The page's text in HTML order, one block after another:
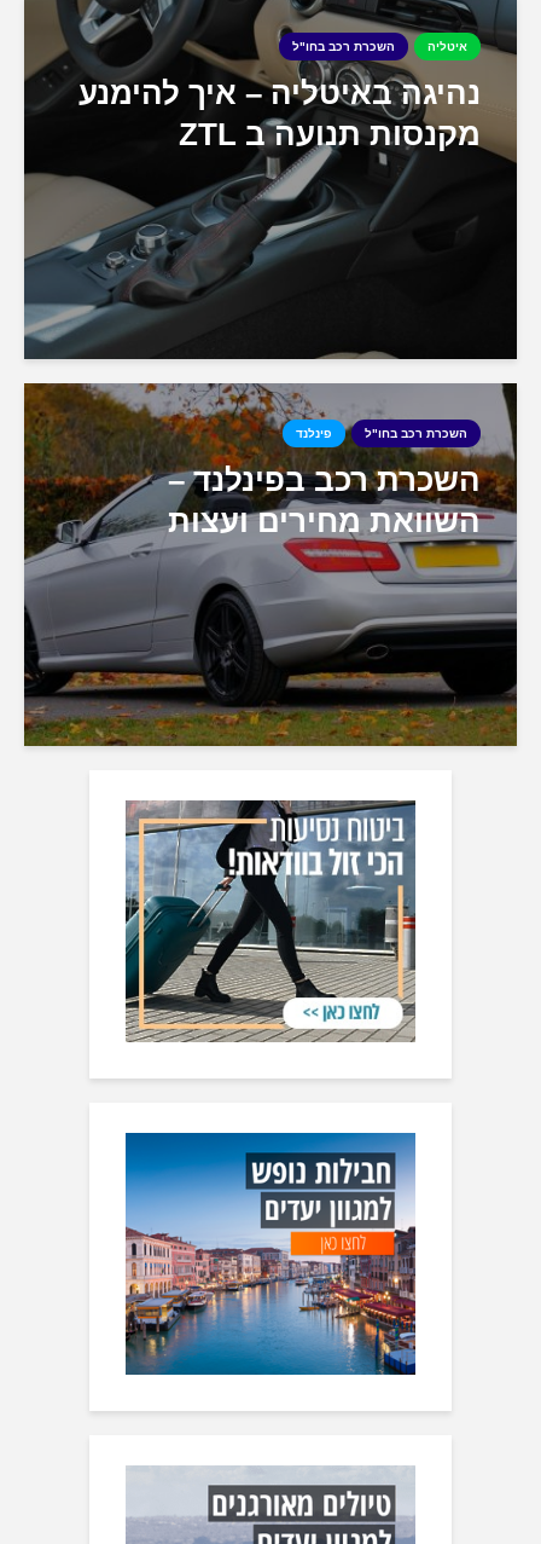
איטליה השכרת רכב בחו"ל
נהיגה באיטליה – איך להימנע
מקנסות תנועה ב ZTL
השכרת רכב בחו"ל פינלנד
השכרת רכב בפינלנד –
השוואת מחירים ועצות